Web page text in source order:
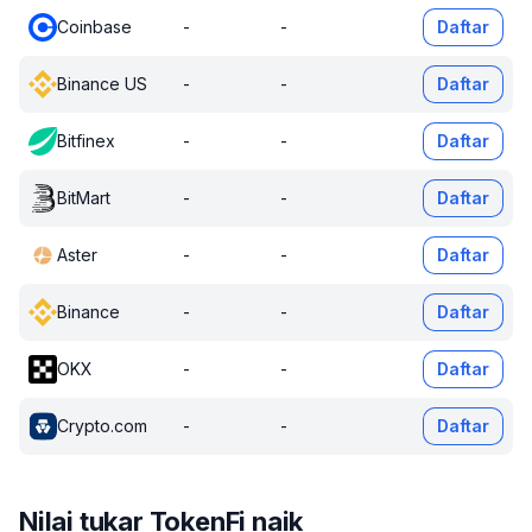
Coinbase - - Daftar
Binance US - - Daftar
Bitfinex - - Daftar
BitMart - - Daftar
Aster - - Daftar
Binance - - Daftar
OKX - - Daftar
Crypto.com - - Daftar
Nilai tukar TokenFi naik